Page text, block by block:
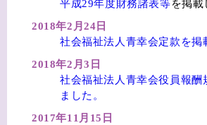
平成29年度財務諸表等を掲載
2018年2月24日
社会福祉法人青幸会定款を掲
2018年2月3日
社会福祉法人青幸会役員報酬
ました。
2017年11月15日